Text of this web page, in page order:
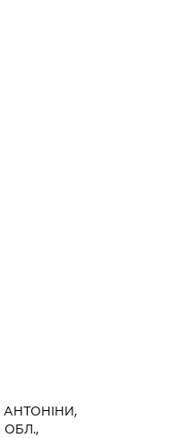
АНТОНІНИ,
ОБЛ.,